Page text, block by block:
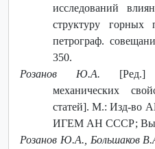
исследований
структуру
петрограф.
350.
Розанов Ю.А. [Ред.]
механических
статей]. М.: Изд-во
ИГЕМ АН СССР;
Розанов Ю.А., Большаков